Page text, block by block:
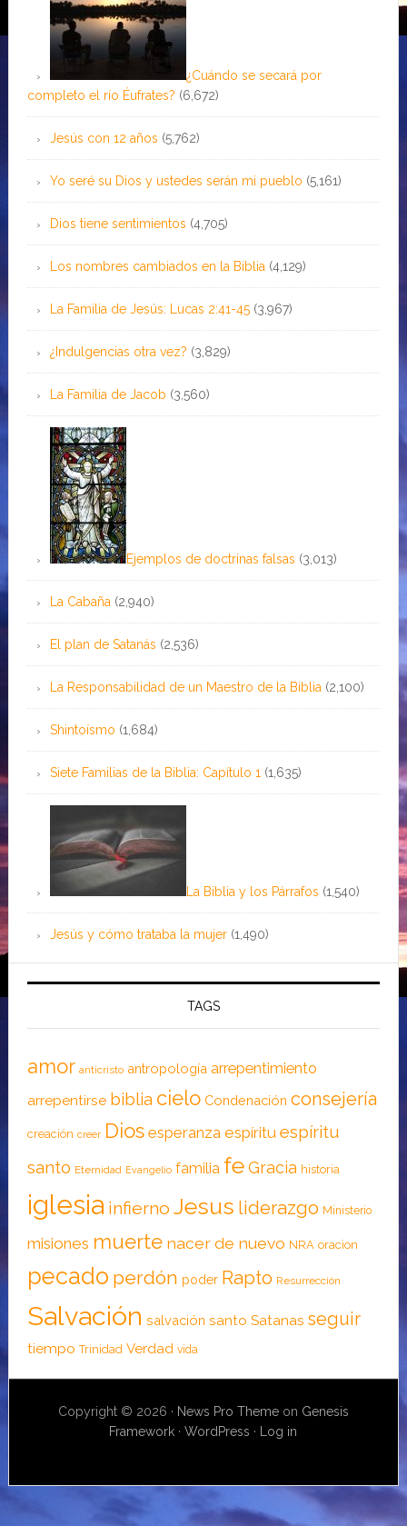
¿Cuándo se secará por
completo el río Éufrates? (6,672)
Jesús con 12 años (5,762)
Yo seré su Dios y ustedes serán mi pueblo (5,161)
Dios tiene sentimientos (4,705)
Los nombres cambiados en la Biblia (4,129)
La Familia de Jesús: Lucas 2:41-45 (3,967)
¿Indulgencias otra vez? (3,829)
La Familia de Jacob (3,560)
Ejemplos de doctrinas falsas (3,013)
La Cabaña (2,940)
El plan de Satanás (2,536)
La Responsabilidad de un Maestro de la Biblia (2,100)
Shintoísmo (1,684)
Siete Familias de la Biblia: Capítulo 1 (1,635)
La Biblia y los Párrafos (1,540)
Jesús y cómo trataba la mujer (1,490)
TAGS
amor anticristo antropología arrepentimiento
arrepentirse biblia cielo Condenación consejería
creación creer Dios esperanza espíritu espíritu
santo Eternidad Evangelio familia feGracia historia
iglesia infierno Jesus liderazgo Ministerio
misiones muerte nacer de nuevo NRA oracion
pecado perdón poder Rapto Resurrección
Salvación salvación santo Satanas seguir
tiempo Trinidad Verdad vida
Copyright © 2026 · News Pro Themeon Genesis
Framework ·WordPress · Log in